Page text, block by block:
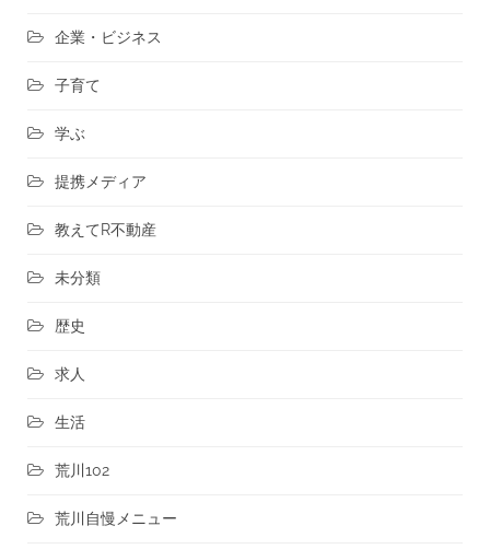
企業・ビジネス
子育て
学ぶ
提携メディア
教えてR不動産
未分類
歴史
求人
生活
荒川102
荒川自慢メニュー